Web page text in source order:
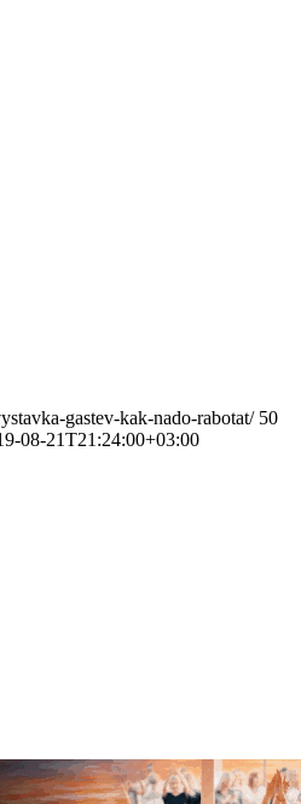
gastev-kak-nado-rabotat/ 50
08-21T21:24:00+03:00